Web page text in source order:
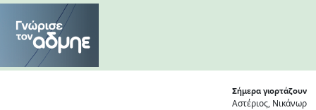
Σήμερα γιορτάζουν
Αστέριος, Νικάνωρ